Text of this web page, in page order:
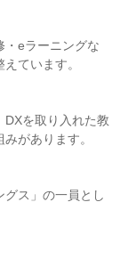
・eラーニングな
ています。
を取り入れた教
があります。
ス」の一員とし